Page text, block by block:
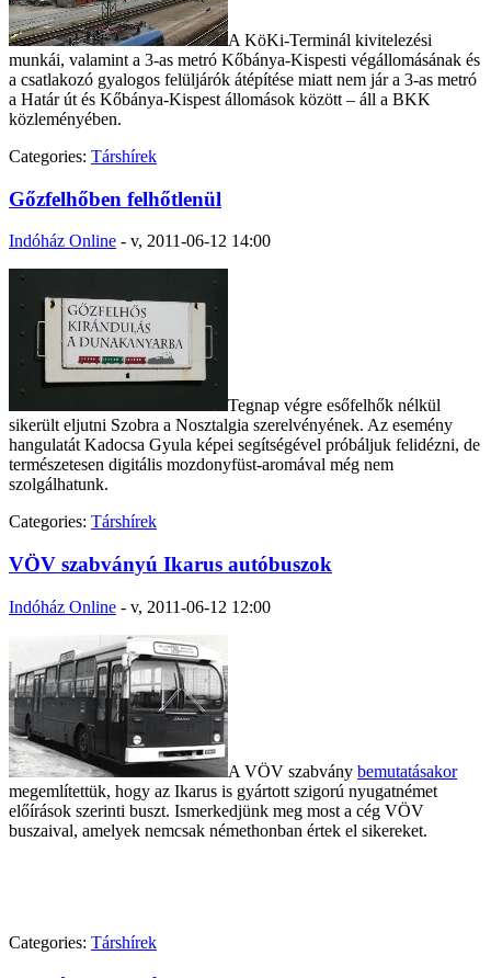
A KöKi-Terminál kivitelezési
munkái, valamint a 3-as metró Kőbánya-Kispesti végállomásának és
a csatlakozó gyalogos felüljárók átépítése miatt nem jár a 3-as metró
a Határ út és Kőbánya-Kispest állomások között – áll a BKK
közleményében.
Categories: Társhírek
Gőzfelhőben felhőtlenül
Indóház Online - v, 2011-06-12 14:00
Tegnap végre esőfelhők nélkül
sikerült eljutni Szobra a Nosztalgia szerelvényének. Az esemény
hangulatát Kadocsa Gyula képei segítségével próbáljuk felidézni, de
természetesen digitális mozdonyfüst-aromával még nem
szolgálhatunk.
Categories: Társhírek
VÖV szabványú Ikarus autóbuszok
Indóház Online - v, 2011-06-12 12:00
A VÖV szabvány bemutatásakor
megemlítettük, hogy az Ikarus is gyártott szigorú nyugatnémet
előírások szerinti buszt. Ismerkedjünk meg most a cég VÖV
buszaival, amelyek nemcsak némethonban értek el sikereket.
Categories: Társhírek